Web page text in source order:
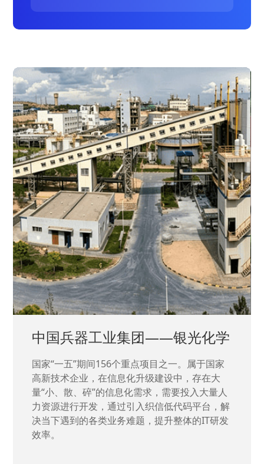
中国兵器工业集团——银光化学
国家“一五”期间156个重点项目之一。属于国家
高新技术企业，在信息化升级建设中，存在大
量“小、散、碎”的信息化需求，需要投入大量人
力资源进行开发，通过引入织信低代码平台，解
决当下遇到的各类业务难题，提升整体的IT研发
效率。